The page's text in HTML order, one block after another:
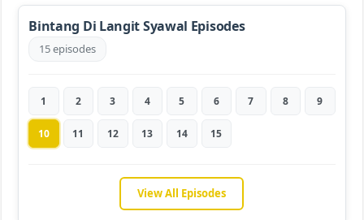
Bintang Di Langit Syawal Episodes
15 episodes
1 2 3 4 5 6 7 8 9
10 11 12 13 14 15
View All Episodes